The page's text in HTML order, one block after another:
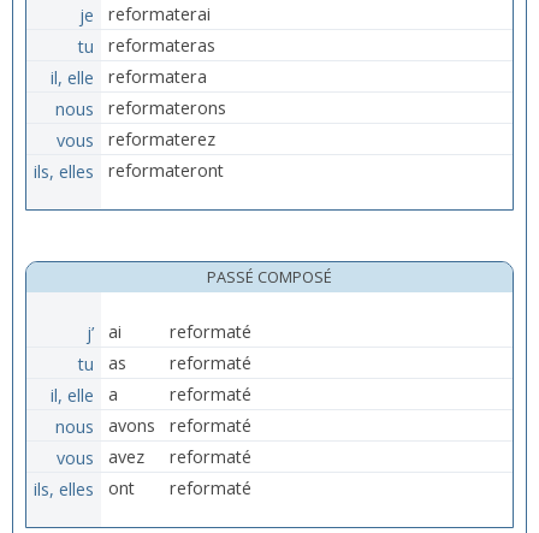
je
reformaterai
tu
reformateras
il, elle
reformatera
nous
reformaterons
vous
reformaterez
ils, elles
reformateront
PASSÉ COMPOSÉ
j’ ai
reformaté
tu
as
reformaté
il, elle
a
reformaté
nous
avons
reformaté
vous
avez
reformaté
ils, elles
ont reformaté